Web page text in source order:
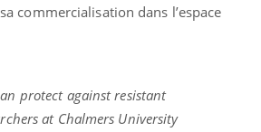
commercialisation dans l’espace
protect against resistant
at Chalmers University